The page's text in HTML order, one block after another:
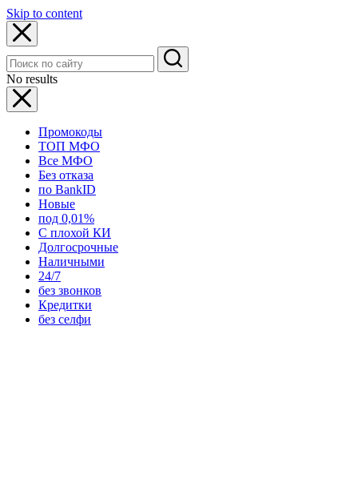
Skip to content
No results
Промокоды
ТОП МФО
Все МФО
Без отказа
по BankID
Новые
под 0,01%
С плохой КИ
Долгосрочные
Наличными
24/7
без звонков
Кредитки
без селфи